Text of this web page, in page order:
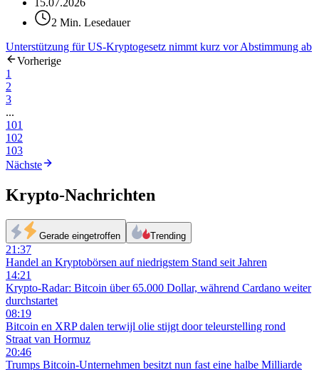
2 Min. Lesedauer
Unterstützung für US-Kryptogesetz nimmt kurz vor Abstimmung ab
Vorherige
1
2
3
...
101
102
103
Nächste
Krypto-Nachrichten
Gerade eingetroffen Trending
21:37
Handel an Kryptobörsen auf niedrigstem Stand seit Jahren
14:21
Krypto-Radar: Bitcoin über 65.000 Dollar, während Cardano weiter
durchstartet
08:19
Bitcoin en XRP dalen terwijl olie stijgt door teleurstelling rond
Straat van Hormuz
20:46
Trumps Bitcoin-Unternehmen besitzt nun fast eine halbe Milliarde